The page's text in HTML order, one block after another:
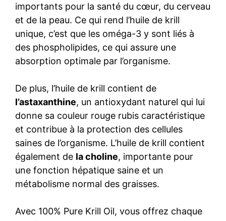
importants pour la santé du cœur, du cerveau
et de la peau. Ce qui rend l’huile de krill
unique, c’est que les oméga-3 y sont liés à
des phospholipides, ce qui assure une
absorption optimale par l’organisme.
De plus, l’huile de krill contient de
l’astaxanthine, un antioxydant naturel qui lui
donne sa couleur rouge rubis caractéristique
et contribue à la protection des cellules
saines de l’organisme. L’huile de krill contient
également de la choline, importante pour
une fonction hépatique saine et un
métabolisme normal des graisses.
Avec 100% Pure Krill Oil, vous offrez chaque